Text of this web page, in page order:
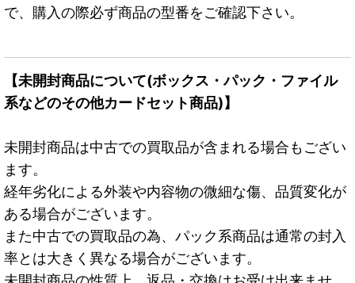
で、購入の際必ず商品の型番をご確認下さい。
【未開封商品について(ボックス・パック・ファイル
系などのその他カードセット商品)】
未開封商品は中古での買取品が含まれる場合もござい
ます。
経年劣化による外装や内容物の微細な傷、品質変化が
ある場合がございます。
また中古での買取品の為、パック系商品は通常の封入
率とは大きく異なる場合がございます。